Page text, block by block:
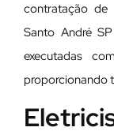
contratação de
Santo André
executadas
proporcionando